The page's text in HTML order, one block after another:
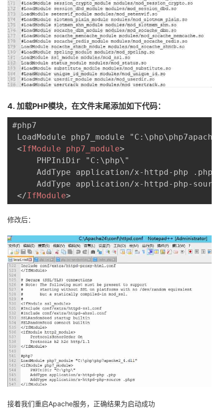
4. 加载PHP模块，在文件末尾添加如下代码：
#php7
LoadModule php7_module
<IfModule php7_module>
     PHPIniDir "C:\php\"
     AddType application/x-httpd-php .php
AddType application/x-httpd-php-
</IfModule>
修改后：
接着我们重启Apache服务，正确结果为启动成功